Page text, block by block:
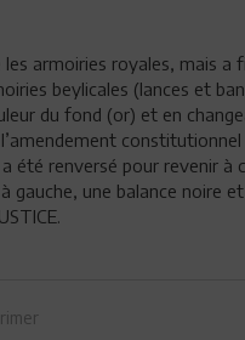
armoiries royales, mais a
beylicales (lances et
du fond (or) et en
constitutionnel
été renversé pour revenir à
une balance noire